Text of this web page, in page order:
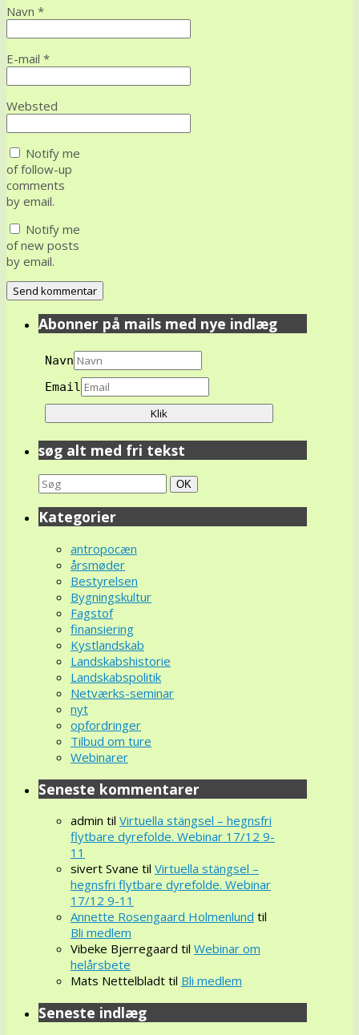
Navn *
E-mail *
Websted
Notify me
of follow-up
comments
by email.
Notify me
of new posts
by email.
Abonner på mails med nye indlæg
Navn
Email
søg alt med fri tekst
Search
for:
Søg
OK
Kategorier
antropocæn
årsmøder
Bestyrelsen
Bygningskultur
Fagstof
finansiering
Kystlandskab
Landskabshistorie
Landskabspolitik
Netværks-seminar
nyt
opfordringer
Tilbud om ture
Webinarer
Seneste kommentarer
admin til Virtuella stängsel – hegnsfri
flytbare dyrefolde. Webinar 17/12 9-
11
sivert Svane til Virtuella stängsel –
hegnsfri flytbare dyrefolde. Webinar
17/12 9-11
Annette Rosengaard Holmenlund til
Bli medlem
Vibeke Bjerregaard til Webinar om
helårsbete
Mats Nettelbladt til Bli medlem
Seneste indlæg